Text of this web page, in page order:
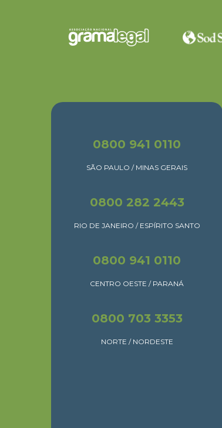
0800 941 0110
SÃO PAULO / MINAS GERAIS
0800 282 2443
RIO DE JANEIRO / ESPÍRITO SANTO
0800 941 0110
CENTRO OESTE / PARANÁ
0800 703 3353
NORTE / NORDESTE